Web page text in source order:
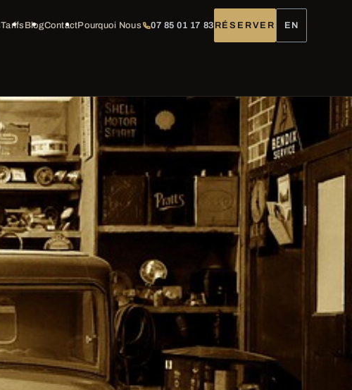
TarifsBlogContactPourquoi Nous 07 85 01 17 83 RÉSERVER EN